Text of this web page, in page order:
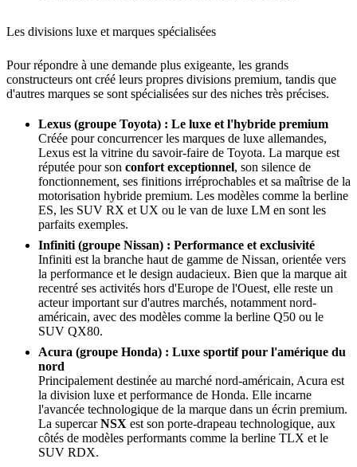
Les divisions luxe et marques spécialisées
Pour répondre à une demande plus exigeante, les grands
constructeurs ont créé leurs propres divisions premium, tandis que
d'autres marques se sont spécialisées sur des niches très précises.
Lexus (groupe Toyota) : Le luxe et l'hybride premium
Créée pour concurrencer les marques de luxe allemandes,
Lexus est la vitrine du savoir-faire de Toyota. La marque est
réputée pour son confort exceptionnel, son silence de
fonctionnement, ses finitions irréprochables et sa maîtrise de la
motorisation hybride premium. Les modèles comme la berline
ES, les SUV RX et UX ou le van de luxe LM en sont les
parfaits exemples.
Infiniti (groupe Nissan) : Performance et exclusivité
Infiniti est la branche haut de gamme de Nissan, orientée vers
la performance et le design audacieux. Bien que la marque ait
recentré ses activités hors d'Europe de l'Ouest, elle reste un
acteur important sur d'autres marchés, notamment nord-
américain, avec des modèles comme la berline Q50 ou le
SUV QX80.
Acura (groupe Honda) : Luxe sportif pour l'amérique du
nord
Principalement destinée au marché nord-américain, Acura est
la division luxe et performance de Honda. Elle incarne
l'avancée technologique de la marque dans un écrin premium.
La supercarNSX est son porte-drapeau technologique, aux
côtés de modèles performants comme la berline TLX et le
SUV RDX.